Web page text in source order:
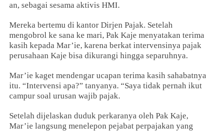
an, sebagai sesama aktivis HMI.
Mereka bertemu di kantor Dirjen Pajak. Setelah
mengobrol ke sana ke mari, Pak Kaje menyatakan terima
kasih kepada Mar’ie, karena berkat intervensinya pajak
perusahaan Kaje bisa dikurangi hingga separuhnya.
Mar’ie kaget mendengar ucapan terima kasih sahabatnya
itu. “Intervensi apa?” tanyanya. “Saya tidak pernah ikut
campur soal urusan wajib pajak.
Setelah dijelaskan duduk perkaranya oleh Pak Kaje,
Mar’ie langsung menelepon pejabat perpajakan yang